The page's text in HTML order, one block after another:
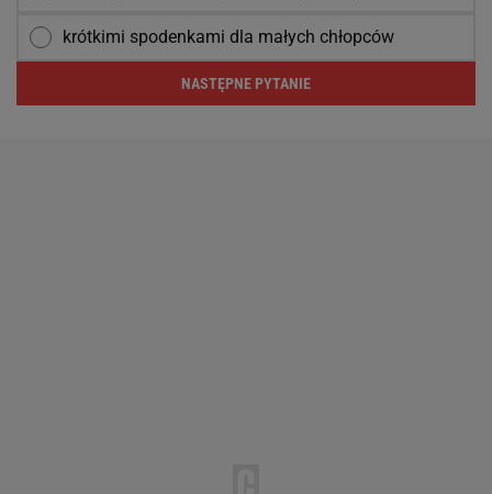
krótkimi spodenkami dla małych chłopców
NASTĘPNE PYTANIE